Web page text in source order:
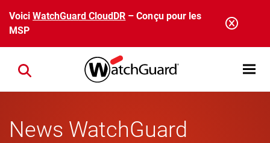
Aller au contenu principal
VoiciWatchGuard CloudDR – Conçu pour les
MSP
Open
Close search
News WatchGuard